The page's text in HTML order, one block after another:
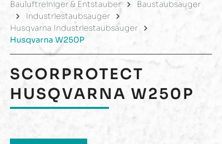
Bauluftreiniger & Entstauber
Baustaubsauger
Industriestaubsauger
Husqvarna Industriestaubsauger
Husqvarna W250P
SCORPROTECT
HUSQVARNA W250P